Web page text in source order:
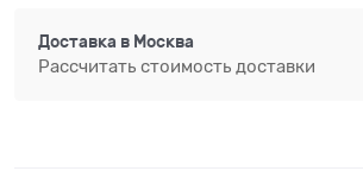
Доставка в Москва
Рассчитать стоимость доставки